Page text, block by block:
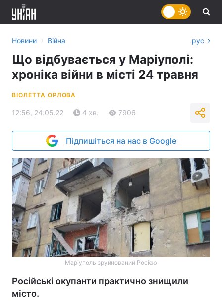
Новини › Війна рус
Що відбувається у Маріуполі:
хроніка війни в місті 24 травня
ВІОЛЕТТА ОРЛОВА
12:56, 24.05.22 4 хв. 7906
Підпишіться на нас в Google
Маріуполь зруйнований Росією
Російські окупанти практично знищили
місто.